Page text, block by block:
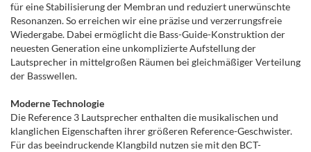
für eine Stabilisierung der Membran und reduziert unerwünschte
Resonanzen. So erreichen wir eine präzise und verzerrungsfreie
Wiedergabe. Dabei ermöglicht die Bass-Guide-Konstruktion der
neuesten Generation eine unkomplizierte Aufstellung der
Lautsprecher in mittelgroßen Räumen bei gleichmäßiger Verteilung
der Basswellen.
Moderne Technologie
Die Reference 3 Lautsprecher enthalten die musikalischen und
klanglichen Eigenschaften ihrer größeren Reference-Geschwister.
Für das beeindruckende Klangbild nutzen sie mit den BCT-